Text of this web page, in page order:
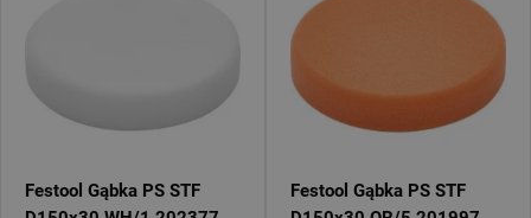
Festool Gąbka PS STF
Festool Gąbka PS STF